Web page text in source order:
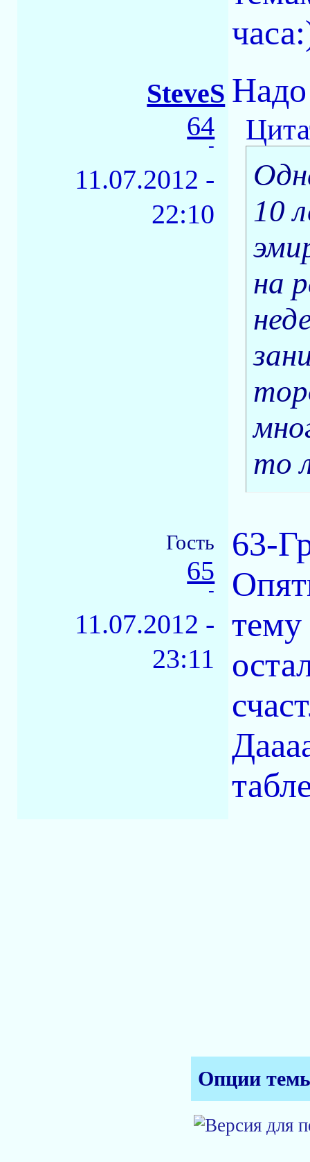
SteveS
64
-
11.07.2012 -
22:10
10
на
то
Гость
65
-
11.07.2012 -
23:11
63-
Опции